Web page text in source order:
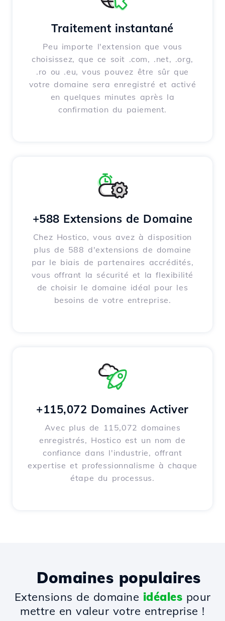
Traitement instantané
Peu importe l'extension que vous
choisissez, que ce soit .com, .net, .org,
.ro ou .eu, vous pouvez être sûr que
votre domaine sera enregistré et activé
en quelques minutes après la
confirmation du paiement.
+588 Extensions de Domaine
Chez Hostico, vous avez à disposition
plus de 588 d'extensions de domaine
par le biais de partenaires accrédités,
vous offrant la sécurité et la flexibilité
de choisir le domaine idéal pour les
besoins de votre entreprise.
+115,072 Domaines Activer
Avec plus de 115,072 domaines
enregistrés, Hostico est un nom de
confiance dans l'industrie, offrant
expertise et professionnalisme à chaque
étape du processus.
Domaines populaires
Extensions de domaine idéales pour
mettre en valeur votre entreprise !